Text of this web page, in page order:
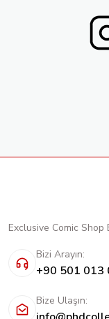
Exclusive Comic Shop
Bizi Arayın:
+90 501 013
Bize Ulaşın: